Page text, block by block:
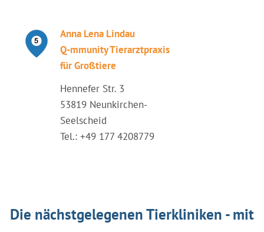
Anna Lena Lindau
Q-mmunity Tierarztpraxis
für Großtiere
Hennefer Str. 3
53819 Neunkirchen-
Seelscheid
Tel.: +49 177 4208779
Die nächstgelegenen Tierkliniken - mit